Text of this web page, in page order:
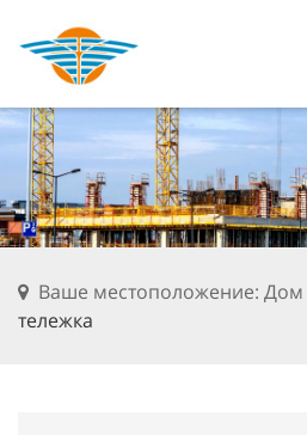
Ваше местоположение: Дом
тележка